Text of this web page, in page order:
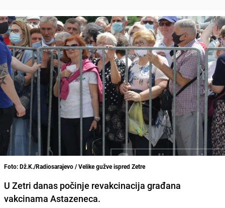
Foto: Dž.K./Radiosarajevo / Velike gužve ispred Zetre
U Zetri danas počinje revakcinacija građana
vakcinama Astazeneca.